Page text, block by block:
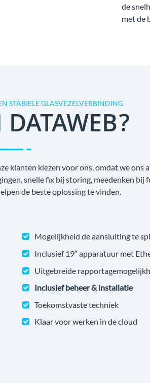
de
met de
STABIELE GLASVEZELVERBINDING
klanten kiezen voor ons, omdat we ons
snelle fix bij storing, meedenken bij
de beste oplossing te vinden.
Mogelijkheid de aansluiting te
Inclusief 19″ apparatuur met
Uitgebreide
Inclusief beheer & installatie
Toekomstvaste techniek
Klaar voor werken in de cloud